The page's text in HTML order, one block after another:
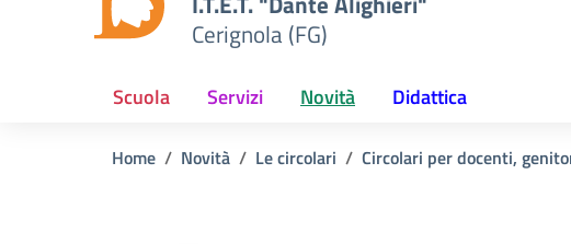
Cerignola (FG)
Scuola Servizi Novità Didattica
Home Novità Le circolari Circolari per docenti,